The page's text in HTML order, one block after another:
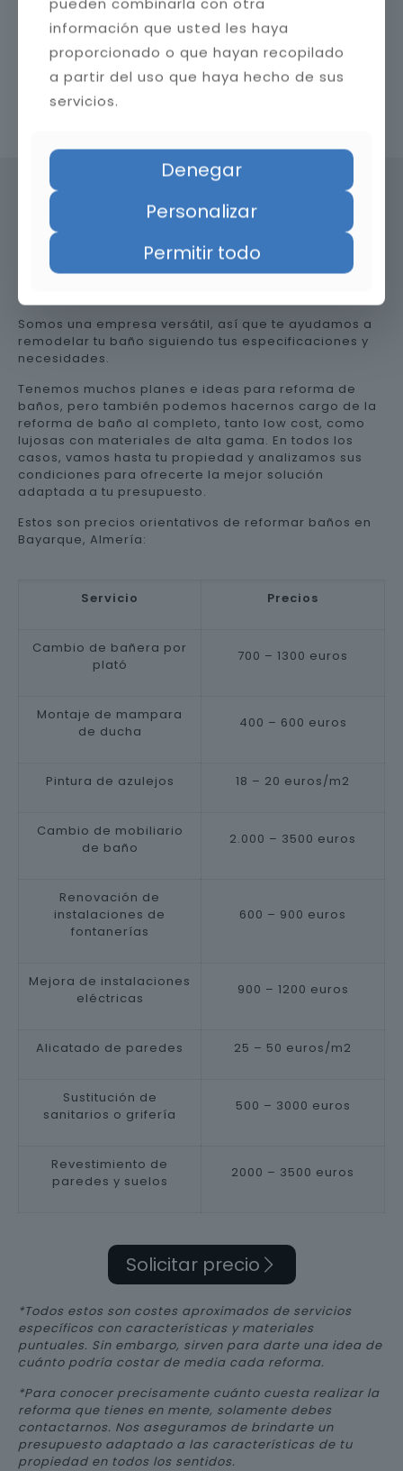
Precio de reformar el baño en
Almería
Somos una empresa versátil, así que te ayudamos a
remodelar tu baño siguiendo tus especificaciones y
necesidades.
Tenemos muchos planes e ideas para reforma de
baños, pero también podemos hacernos cargo de la
reforma de baño al completo, tanto low cost, como
lujosas con materiales de alta gama. En todos los
casos, vamos hasta tu propiedad y analizamos sus
condiciones para ofrecerte la mejor solución
adaptada a tu presupuesto.
Estos son precios orientativos de reformar baños en
Bayarque, Almería:
Servicio Precios
Cambio de bañera por
plató
700 – 1300 euros
Montaje de mampara
de ducha
400 – 600 euros
Pintura de azulejos 18 – 20 euros/m2
Cambio de mobiliario
de baño
2.000 – 3500 euros
Renovación de
instalaciones de
fontanerías
600 – 900 euros
Mejora de instalaciones
eléctricas
900 – 1200 euros
Alicatado de paredes 25 – 50 euros/m2
Sustitución de
sanitarios o grifería
500 – 3000 euros
Revestimiento de
paredes y suelos
2000 – 3500 euros
Solicitar precio
*Todos estos son costes aproximados de servicios
específicos con características y materiales
puntuales. Sin embargo, sirven para darte una idea de
cuánto podría costar de media cada reforma.
*Para conocer precisamente cuánto cuesta realizar la
reforma que tienes en mente, solamente debes
contactarnos. Nos aseguramos de brindarte un
presupuesto adaptado a las características de tu
propiedad en todos los sentidos.
información que usted les haya
proporcionado o que hayan recopilado
a partir del uso que haya hecho de sus
servicios.
Denegar
Personalizar
Permitir todo